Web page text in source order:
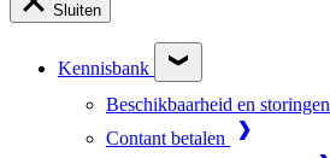
Sluiten
Kennisbank
Beschikbaarheid en storingen
Contant betalen